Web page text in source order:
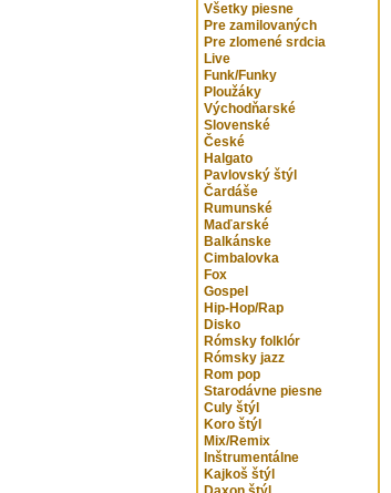
Všetky piesne
Pre zamilovaných
Pre zlomené srdcia
Live
Funk/Funky
Ploužáky
Východňarské
Slovenské
České
Halgato
Pavlovský štýl
Čardáše
Rumunské
Maďarské
Balkánske
Cimbalovka
Fox
Gospel
Hip-Hop/Rap
Disko
Rómsky folklór
Rómsky jazz
Rom pop
Starodávne piesne
Culy štýl
Koro štýl
Mix/Remix
Inštrumentálne
Kajkoš štýl